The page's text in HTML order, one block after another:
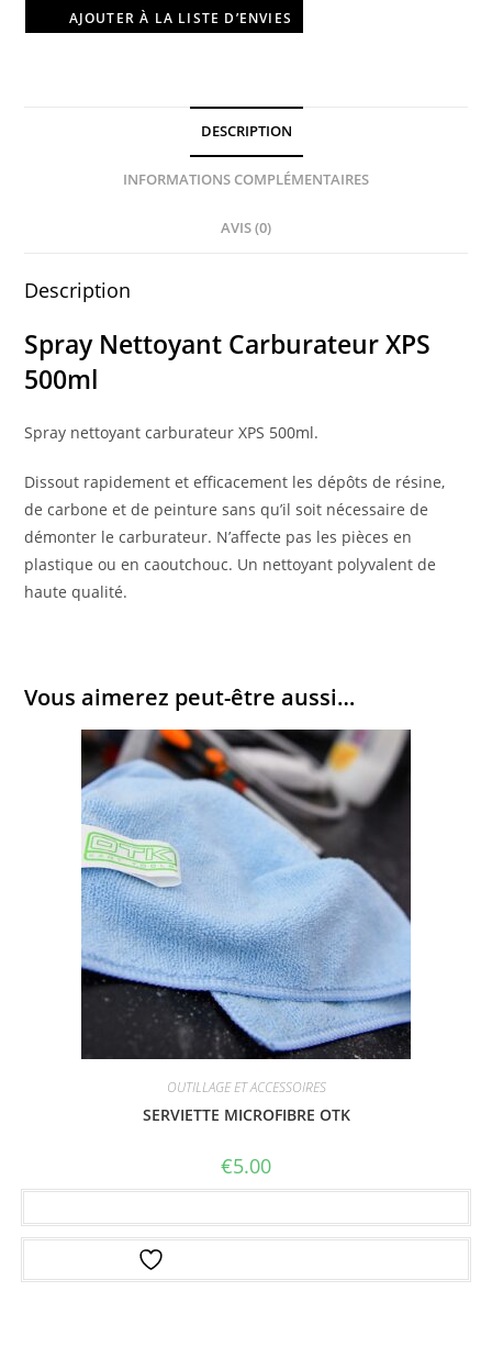
AJOUTER À LA LISTE D’ENVIES
DESCRIPTION
INFORMATIONS COMPLÉMENTAIRES
AVIS (0)
Description
Spray Nettoyant Carburateur XPS
500ml
Spray nettoyant carburateur XPS 500ml.
Dissout rapidement et efficacement les dépôts de résine,
de carbone et de peinture sans qu’il soit nécessaire de
démonter le carburateur. N’affecte pas les pièces en
plastique ou en caoutchouc. Un nettoyant polyvalent de
haute qualité.
Vous aimerez peut-être aussi…
OUTILLAGE ET ACCESSOIRES
SERVIETTE MICROFIBRE OTK
€5.00